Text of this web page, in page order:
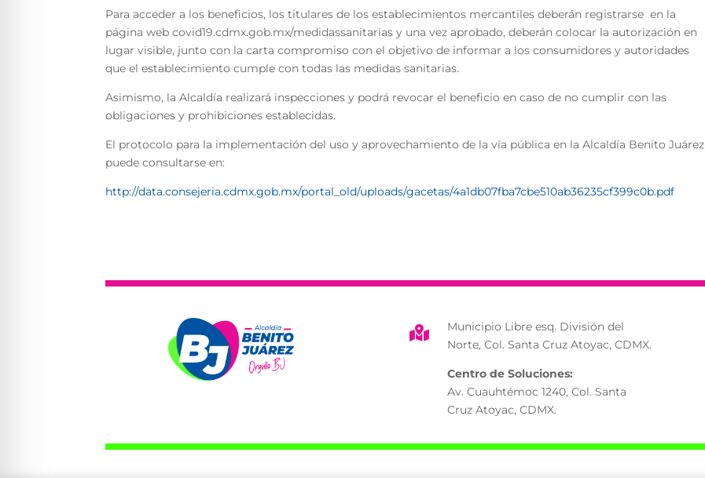
Para acceder a los beneficios, los titulares de los establecimientos mercantiles deberán registrarse en la
página web covid19.cdmx.gob.mx/medidassanitarias y una vez aprobado, deberán colocar la autorización en
lugar visible, junto con la carta compromiso con el objetivo de informar a los consumidores y autoridades
que el establecimiento cumple con todas las medidas sanitarias.
Asimismo, la Alcaldía realizará inspecciones y podrá revocar el beneficio en caso de no cumplir con las
obligaciones y prohibiciones establecidas.
El protocolo para la implementación del uso y aprovechamiento de la vía pública en la Alcaldía Benito Juárez
puede consultarse en:
http://data.consejeria.cdmx.gob.mx/portal_old/uploads/gacetas/4a1db07fba7cbe510ab36235cf399c0b.pdf

Municipio Libre esq. División del
Norte, Col. Santa Cruz Atoyac, CDMX.
Centro de Soluciones:
Av. Cuauhtémoc 1240, Col. Santa
Cruz Atoyac, CDMX.